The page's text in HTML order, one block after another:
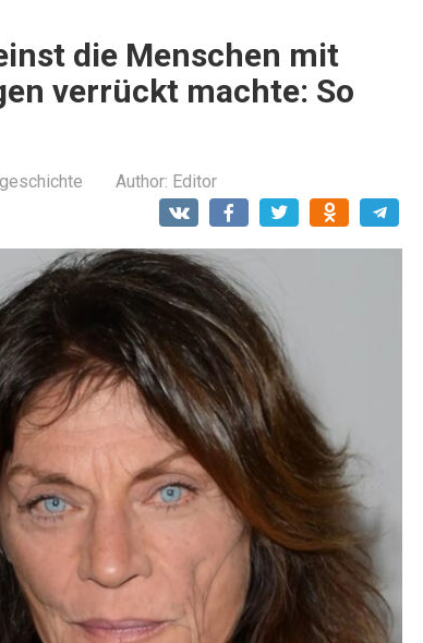
die Menschen mit
verrückt machte: So
Author: Editor